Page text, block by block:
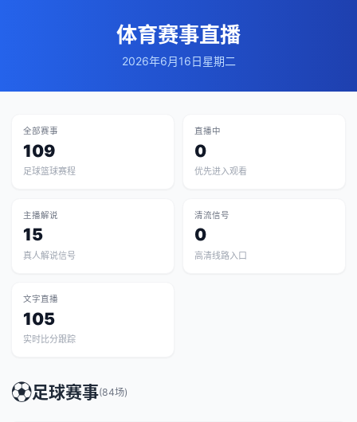
体育赛事直播
2026年6月16日星期二
全部赛事
109
足球篮球赛程
直播中
0
优先进入观看
主播解说
15
真人解说信号
清流信号
0
高清线路入口
文字直播
105
实时比分跟踪
⚽足球赛事(84场)